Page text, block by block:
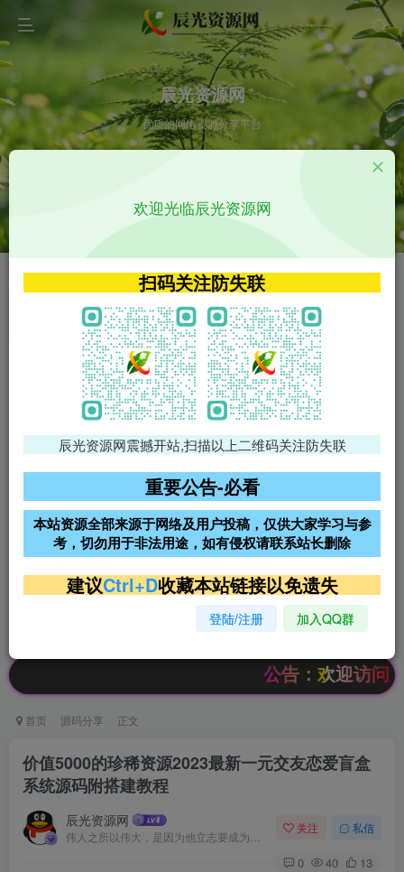
辰光资源网
优质的网络资源分享平台
VIP特权介绍 APP源码
VIP特权介绍
火
VIP特权介绍
影视源码
影视源码
免费领支付宝红包
腾讯轻量4核4G3M服务器38元/
阿里云2核2G200M服务器68元/
年
雨云高防免备案服务器
超低价文字广告位招租 超低价文字广告位招租
超低价文字广告位招租
公告：欢迎访问辰光资
首页 源码分享 正文
价值5000的珍稀资源2023最新一元交友恋爱盲盒
系统源码附搭建教程
辰光资源网 关注 私信
0 40 13
欢迎光临辰光资源网
扫码关注防失联
辰光资源网震撼开站,扫描以上二维码关注防失联
重要公告-必看
本站资源全部来源于网络及用户投稿，仅供大家学习与参
考，切勿用于非法用途，如有侵权请联系站长删除
建议Ctrl+D收藏本站链接以免遗失
登陆/注册 加入QQ群